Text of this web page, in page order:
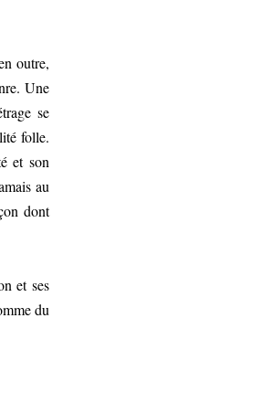
outre,
Une
se
folle.
et son
au
dont
et ses
du